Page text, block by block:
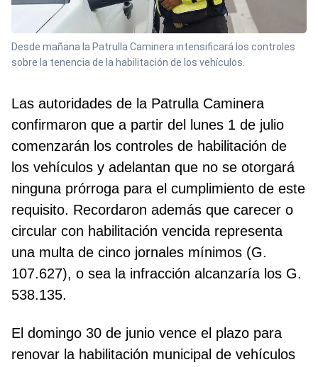
Desde mañana la Patrulla Caminera intensificará los controles
sobre la tenencia de la habilitación de los vehículos.
Las autoridades de la Patrulla Caminera
confirmaron que a partir del lunes 1 de julio
comenzarán los controles de habilitación de
los vehículos y adelantan que no se otorgará
ninguna prórroga para el cumplimiento de este
requisito. Recordaron además que carecer o
circular con habilitación vencida representa
una multa de cinco jornales mínimos (G.
107.627), o sea la infracción alcanzaría los G.
538.135.
El domingo 30 de junio vence el plazo para
renovar la habilitación municipal de vehículos